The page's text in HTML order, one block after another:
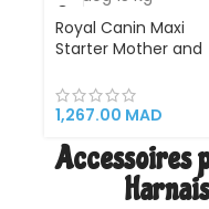
Royal Canin Maxi
Starter Mother and
Croquettes
Complètes pour
Gestation et
et Chiots de Grande
Race, Soutien
1,267.00 MAD
Accessoires